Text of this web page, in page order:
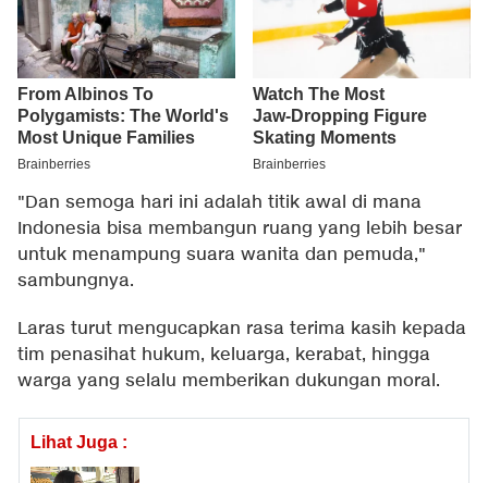
"Dan semoga hari ini adalah titik awal di mana
Indonesia bisa membangun ruang yang lebih besar
untuk menampung suara wanita dan pemuda,"
sambungnya.
Laras turut mengucapkan rasa terima kasih kepada
tim penasihat hukum, keluarga, kerabat, hingga
warga yang selalu memberikan dukungan moral.
Lihat Juga :